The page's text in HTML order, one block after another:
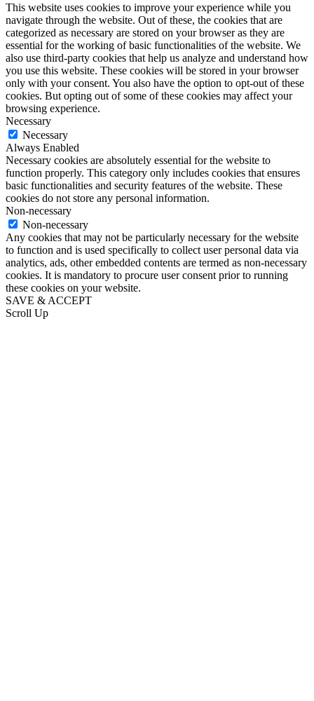
This website uses cookies to improve your experience while you
navigate through the website. Out of these, the cookies that are
categorized as necessary are stored on your browser as they are
essential for the working of basic functionalities of the website. We
also use third-party cookies that help us analyze and understand how
you use this website. These cookies will be stored in your browser
only with your consent. You also have the option to opt-out of these
cookies. But opting out of some of these cookies may affect your
browsing experience.
Necessary
Necessary
Always Enabled
Necessary cookies are absolutely essential for the website to
function properly. This category only includes cookies that ensures
basic functionalities and security features of the website. These
cookies do not store any personal information.
Non-necessary
Non-necessary
Any cookies that may not be particularly necessary for the website
to function and is used specifically to collect user personal data via
analytics, ads, other embedded contents are termed as non-necessary
cookies. It is mandatory to procure user consent prior to running
these cookies on your website.
SAVE & ACCEPT
Scroll Up